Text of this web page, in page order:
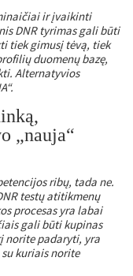
ir įvaikinti
DNR tyrimas gali būti
tiek gimusį tėvą, tiek
duomenų bazę,
Alternatyvios
„nauja“
ribų, tada ne.
testų atitikmenų
procesas yra labai
gali būti kupinas
norite padaryti, yra
kuriais norite